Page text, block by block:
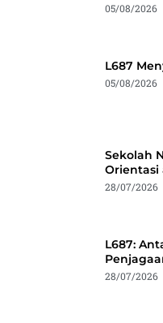
05/08/2026
L687
05/08/2026
Sekolah
Orientasi
28/07/2026
L687:
28/07/2026